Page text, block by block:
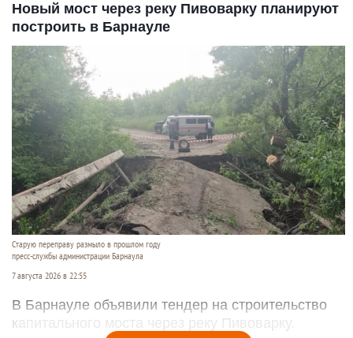
Новый мост через реку Пивоварку планируют
построить в Барнауле
Старую переправу размыло в прошлом году
пресс-службы администрации Барнаула
7 августа 2026 в 22:55
В Барнауле объявили тендер на строительство
капитального моста через реку Пивоварку.